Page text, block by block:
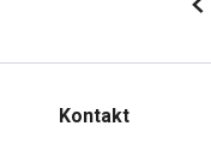
Kontakt